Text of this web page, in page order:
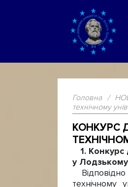
Головна /
технічному
КОНКУРС
1. Конкурс
у Лодзькому
технічному